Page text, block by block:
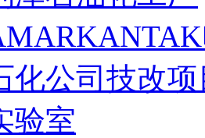
化公司技改项
验室